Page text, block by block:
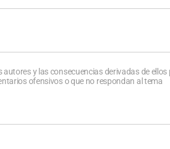
y las consecuencias derivadas de ellos
ofensivos o que no respondan al tema